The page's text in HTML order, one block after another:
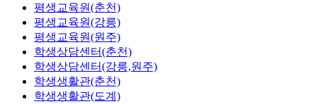
평생교육원(춘천)
평생교육원(강릉)
평생교육원(원주)
학생상담센터(춘천)
학생상담센터(강릉,원주)
학생생활관(춘천)
학생생활관(도계)